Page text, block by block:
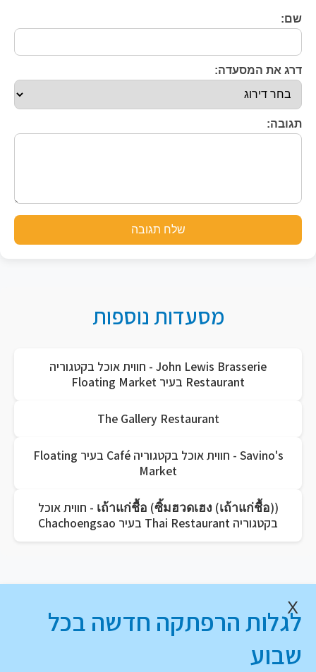
שם:
דרג את המסעדה:
תגובה:
שלח תגובה
מסעדות נוספות
John Lewis Brasserie - חווית אוכל בקטגוריה
Restaurant בעיר Floating Market
The Gallery Restaurant
Savino's - חווית אוכל בקטגוריה Café בעיר Floating
Market
เถ้าแก่ชื้อ (ซิ้มฮวดเฮง (เถ้าแก่ชื้อ)) - חווית אוכל
בקטגוריה Thai Restaurant בעיר Chachoengsao
X
לגלות הרפתקה חדשה בכל
שבוע